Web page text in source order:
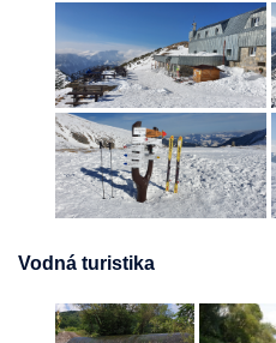
Vodná turistika